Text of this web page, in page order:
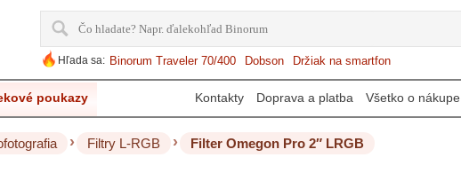
Hľada sa: Binorum Traveler 70/400 Dobson Držiak na smartfon
poukazy Kontakty Doprava a platba Všetko o nákupe
› Filtry L-RGB › Filter Omegon Pro 2″ LRGB